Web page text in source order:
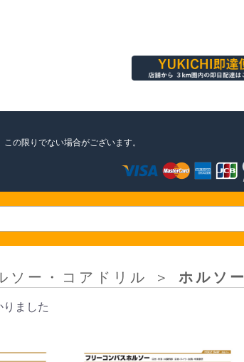
この限りでない場合がございます。
ソー・コアドリル ＞ ホルソー
ました